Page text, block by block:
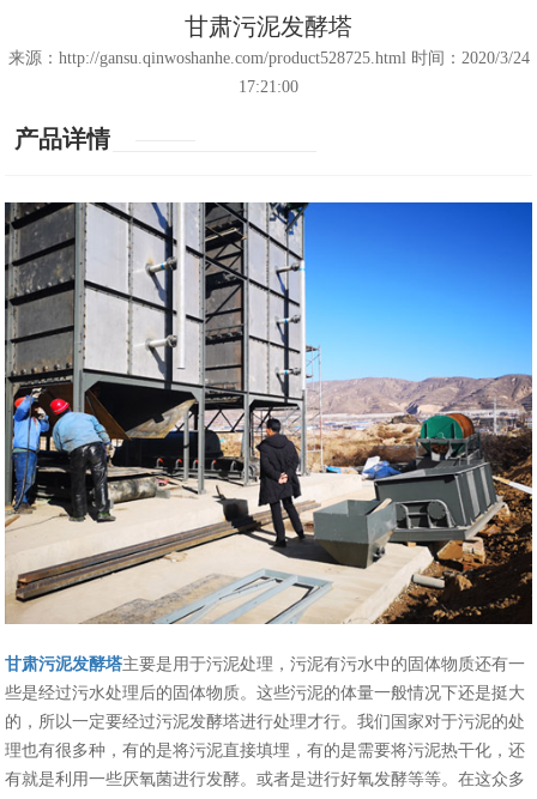
甘肃污泥发酵塔
来源：http://gansu.qinwoshanhe.com/product528725.html 时间：2020/3/24
17:21:00
产品详情
甘肃污泥发酵塔主要是用于污泥处理，污泥有污水中的固体物质还有一
些是经过污水处理后的固体物质。这些污泥的体量一般情况下还是挺大
的，所以一定要经过污泥发酵塔进行处理才行。我们国家对于污泥的处
理也有很多种，有的是将污泥直接填埋，有的是需要将污泥热干化，还
有就是利用一些厌氧菌进行发酵。或者是进行好氧发酵等等。在这众多